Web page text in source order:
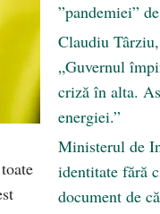
”pandemiei”
Claudiu
„Guvernul
criză în alta.
energiei.”
Ministerul de
identitate fără
document de